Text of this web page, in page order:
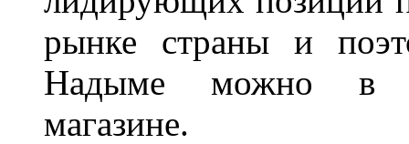
рынке страны и
Надыме можно в
магазине.